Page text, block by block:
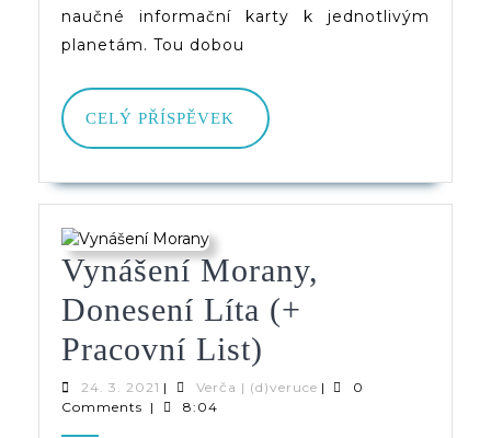
naučné informační karty k jednotlivým
planetám. Tou dobou
CELÝ PŘÍSPĚVEK
CELÝ
PŘÍSPĚVEK
Vynášení Morany,
Donesení Líta (+
Pracovní List)
Morany,
24. 3. 2021 24.
3.
| Verča | (d)veruceVerča
|
0
Comments | 8:04